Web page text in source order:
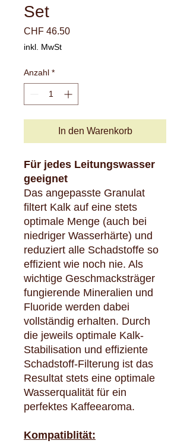
Set
CHF 46.50Preis
inkl. MwSt
Anzahl *
In den Warenkorb
Für jedes Leitungswasser
geeignet
Das angepasste Granulat
filtert Kalk auf eine stets
optimale Menge (auch bei
niedriger Wasserhärte) und
reduziert alle Schadstoffe so
effizient wie noch nie. Als
wichtige Geschmacksträger
fungierende Mineralien und
Fluoride werden dabei
vollständig erhalten. Durch
die jeweils optimale Kalk-
Stabilisation und effiziente
Schadstoff-Filterung ist das
Resultat stets eine optimale
Wasserqualität für ein
perfektes Kaffeearoma.
Kompatiblität: